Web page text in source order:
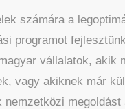
számára a
programot
vállalatok, akik
vagy akiknek már
nemzetközi